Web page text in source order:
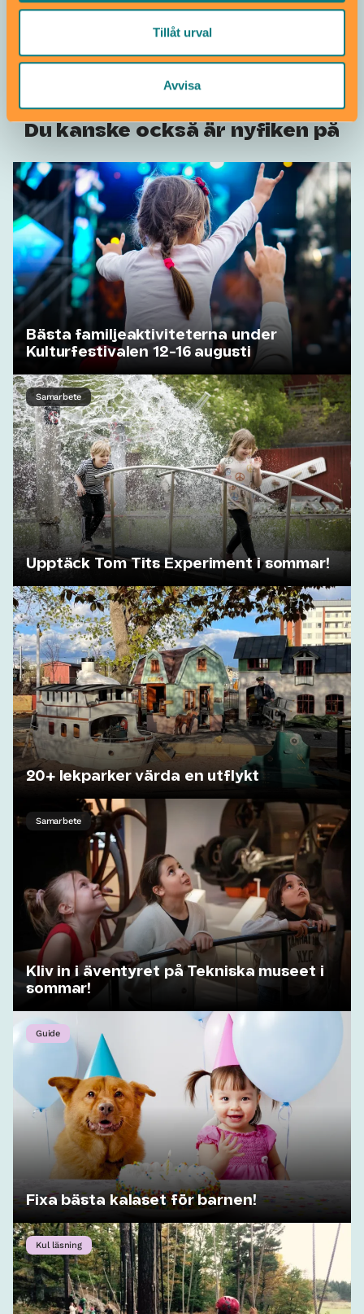
Tillåt urval
Avvisa
Barn i stan hälsar på
Leos Lekland
Du kanske också är nyfiken på
Bästa familjeaktiviteterna under
Kulturfestivalen 12-16 augusti
Samarbete
Upptäck Tom Tits Experiment i sommar!
20+ lekparker värda en utflykt
Samarbete
Kliv in i äventyret på Tekniska museet i
sommar!
Guide
Fixa bästa kalaset för barnen!
Kul läsning